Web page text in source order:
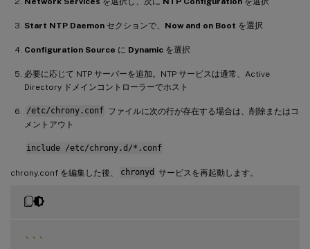
Start NTP Daemon セクションで、 Now and on Boot を選択
Configuration Source に Dynamic を選択
必要に応じて NTP サーバーを追加。NTP サービスは通常、Active
Directory ドメインコントローラーでホスト
/etc/chrony.conf ファイルに次の行が存在する場合は、削除またはコ
メントアウト
include /etc/chrony.d/*.conf
chrony.conf を編集した後、 chronyd サービスを再起動します。
` ` `